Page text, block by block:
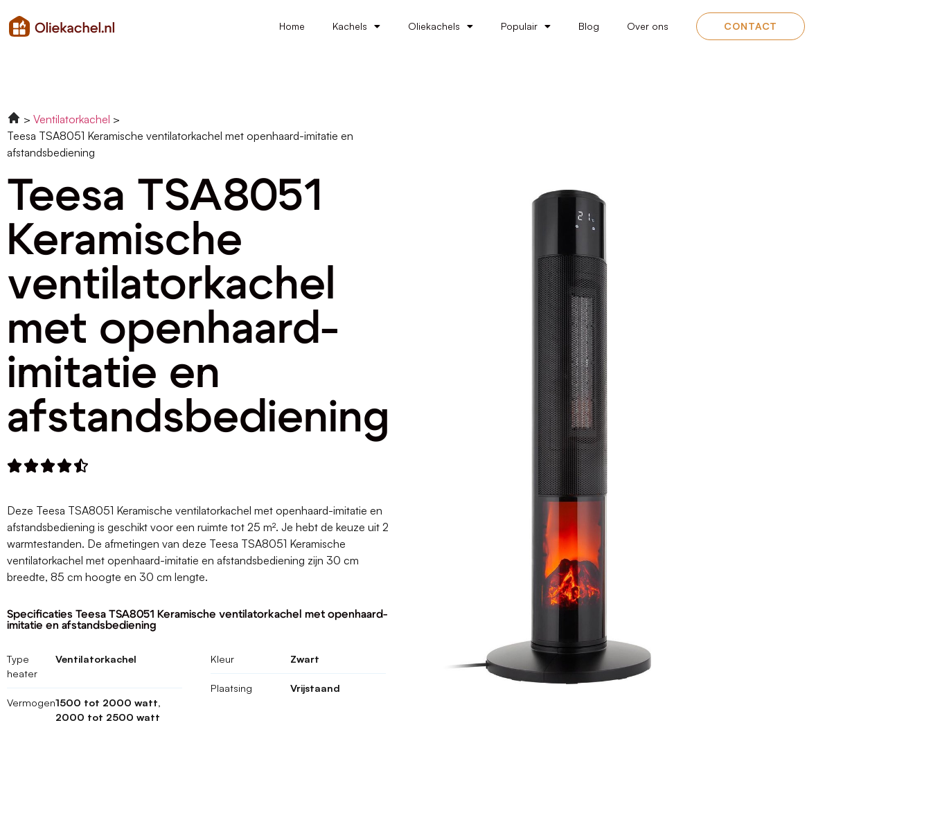
Home Kachels Oliekachels Populair Blog Over ons CONTACT
Ventilatorkachel
Teesa TSA8051 Keramische ventilatorkachel met openhaard-imitatie en
afstandsbediening
Teesa TSA8051
Keramische
ventilatorkachel
met openhaard-
imitatie en
afstandsbediening

Deze Teesa TSA8051 Keramische ventilatorkachel met openhaard-imitatie en
afstandsbediening is geschikt voor een ruimte tot 25 m². Je hebt de keuze uit 2
warmtestanden. De afmetingen van deze Teesa TSA8051 Keramische
ventilatorkachel met openhaard-imitatie en afstandsbediening zijn 30 cm
breedte, 85 cm hoogte en 30 cm lengte.
Specificaties Teesa TSA8051 Keramische ventilatorkachel met openhaard-
imitatie en afstandsbediening
Type
heater
Ventilatorkachel
Vermogen1500 tot 2000 watt,
2000 tot 2500 watt
Kleur Zwart
Plaatsing Vrijstaand